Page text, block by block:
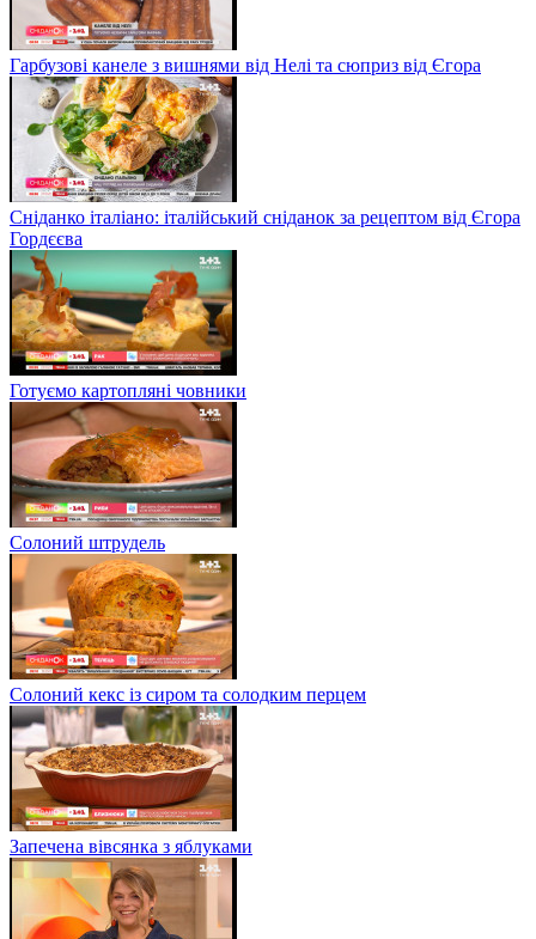
Гарбузові канеле з вишнями від Нелі та сюприз від Єгора
Сніданко італіано: італійський сніданок за рецептом від Єгора
Гордєєва
Готуємо картопляні човники
Солоний штрудель
Солоний кекс із сиром та солодким перцем
Запечена вівсянка з яблуками